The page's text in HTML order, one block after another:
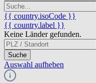
{{ country.isoCode }}
{{ country.label }}
Keine Länder gefunden.
Suche
Auswahl aufheben